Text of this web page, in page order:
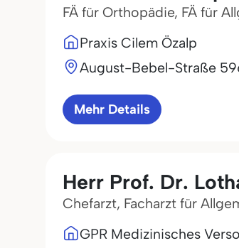
FÄ für Orthopädie, FÄ für
Praxis Cilem Özalp
August-Bebel-Straße 59
Mehr Details
Herr Prof. Dr.
Chefarzt, Facharzt für
GPR Medizinisches